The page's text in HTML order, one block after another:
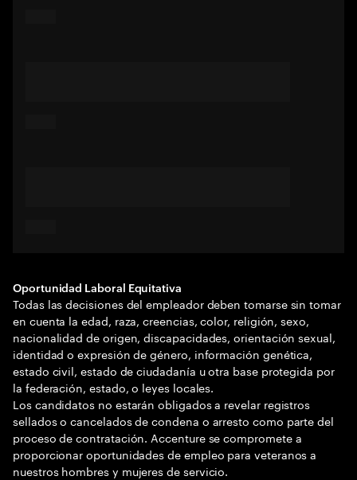
Oportunidad Laboral Equitativa
Todas las decisiones del empleador deben tomarse sin tomar
en cuenta la edad, raza, creencias, color, religión, sexo,
nacionalidad de origen, discapacidades, orientación sexual,
identidad o expresión de género, información genética,
estado civil, estado de ciudadanía u otra base protegida por
la federación, estado, o leyes locales.
Los candidatos no estarán obligados a revelar registros
sellados o cancelados de condena o arresto como parte del
proceso de contratación. Accenture se compromete a
proporcionar oportunidades de empleo para veteranos a
nuestros hombres y mujeres de servicio.